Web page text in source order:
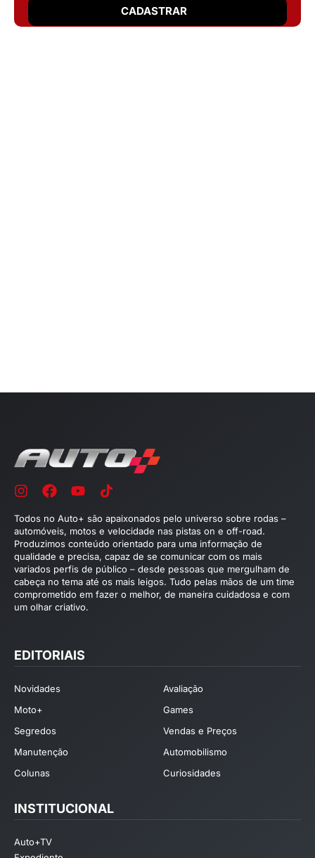
Todos no Auto+ são apaixonados pelo universo sobre rodas –
automóveis, motos e velocidade nas pistas on e off-road.
Produzimos conteúdo orientado para uma informação de
qualidade e precisa, capaz de se comunicar com os mais
variados perfis de público – desde pessoas que mergulham de
cabeça no tema até os mais leigos. Tudo pelas mãos de um time
comprometido em fazer o melhor, de maneira cuidadosa e com
um olhar criativo.
EDITORIAIS
Novidades
Avaliação
Moto+
Games
Segredos
Vendas e Preços
Manutenção
Automobilismo
Colunas
Curiosidades
INSTITUCIONAL
Auto+TV